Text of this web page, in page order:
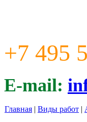
+7 495
E-mail:
Главная | Виды работ |